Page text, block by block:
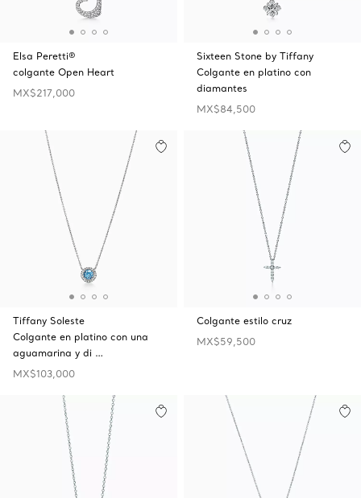
Elsa Peretti®
colgante Open Heart
MX$217,000
Sixteen Stone by Tiffany
Colgante en platino con
diamantes
MX$84,500
Tiffany Soleste
Colgante en platino con una
aguamarina y di …
MX$103,000
Colgante estilo cruz
MX$59,500